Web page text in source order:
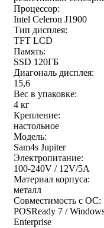
Процессор:
Intel Celeron J1900
Тип дисплея:
TFT LCD
Память:
SSD 120ГБ
Диагональ дисплея:
15,6
Вес в упаковке:
4 кг
Крепление:
настольное
Модель:
Sam4s Jupiter
Электропитание:
100-240V / 12V/5A
Материал корпуса:
металл
Совместимость с ОС:
POSReady 7 /
Enterprise